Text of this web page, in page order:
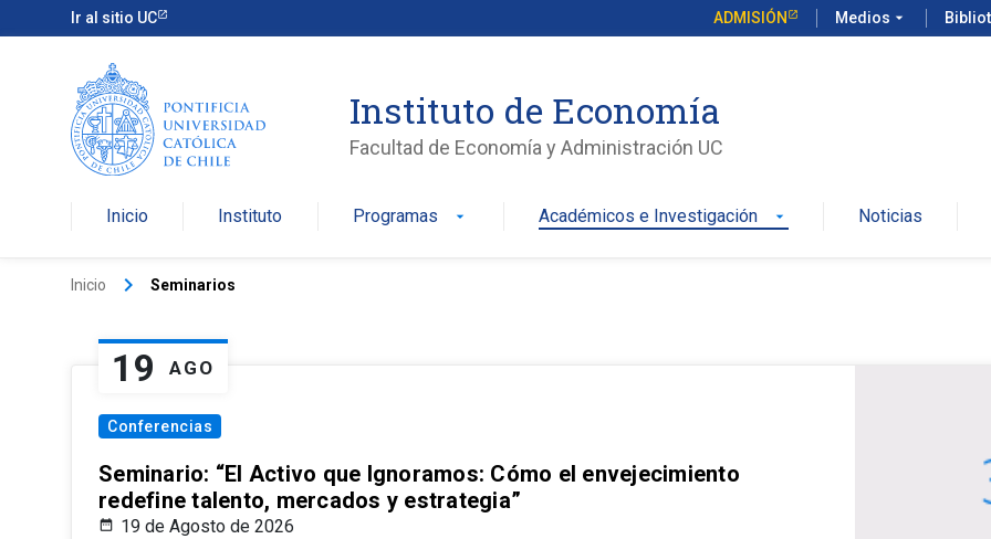
Ir al sitio UC ADMISIÓN Medios arrow_drop_down
Instituto de Economía
Facultad de Economía y Administración UC
Inicio Instituto Programas arrow_drop_down Académicos e Investigación arrow_drop_down Noticias
Inicio keyboard_arrow_right Seminarios
19 AGO
Conferencias
Seminario: “El Activo que Ignoramos: Cómo el envejecimiento
redefine talento, mercados y estrategia”
19 de Agosto de 2026